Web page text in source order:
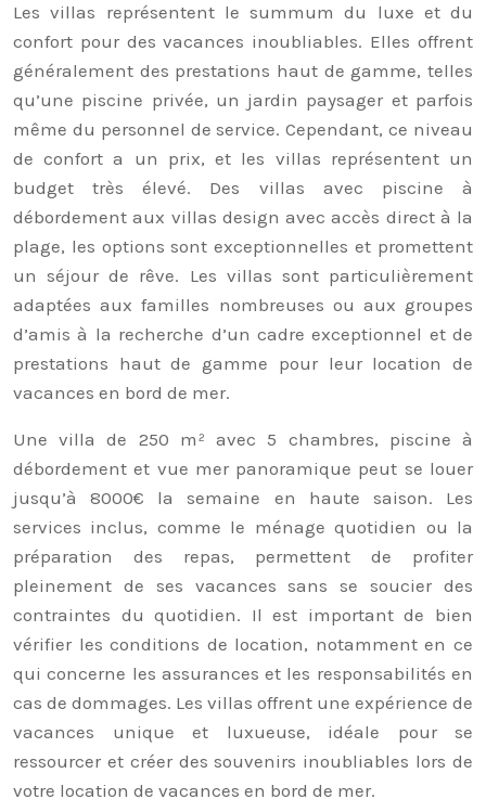
Les villas représentent le summum du luxe et du
confort pour des vacances inoubliables. Elles offrent
généralement des prestations haut de gamme, telles
qu’une piscine privée, un jardin paysager et parfois
même du personnel de service. Cependant, ce niveau
de confort a un prix, et les villas représentent un
budget très élevé. Des villas avec piscine à
débordement aux villas design avec accès direct à la
plage, les options sont exceptionnelles et promettent
un séjour de rêve. Les villas sont particulièrement
adaptées aux familles nombreuses ou aux groupes
d’amis à la recherche d’un cadre exceptionnel et de
prestations haut de gamme pour leur location de
vacances en bord de mer.
Une villa de 250 m² avec 5 chambres, piscine à
débordement et vue mer panoramique peut se louer
jusqu’à 8000€ la semaine en haute saison. Les
services inclus, comme le ménage quotidien ou la
préparation des repas, permettent de profiter
pleinement de ses vacances sans se soucier des
contraintes du quotidien. Il est important de bien
vérifier les conditions de location, notamment en ce
qui concerne les assurances et les responsabilités en
cas de dommages. Les villas offrent une expérience de
vacances unique et luxueuse, idéale pour se
ressourcer et créer des souvenirs inoubliables lors de
votre location de vacances en bord de mer.